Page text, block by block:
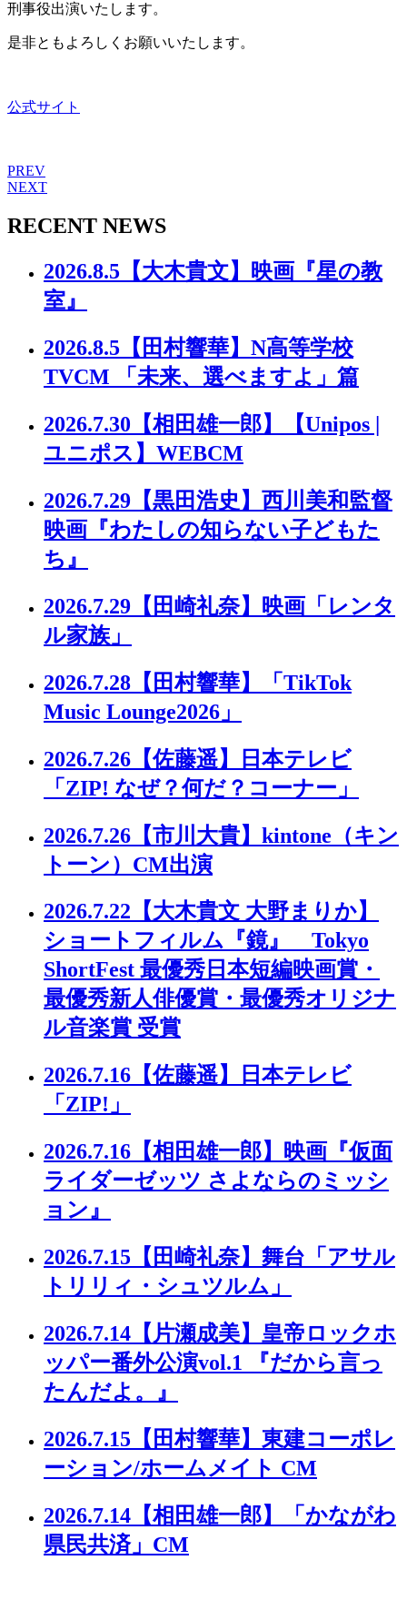
刑事役出演いたします。
是非ともよろしくお願いいたします。
公式サイト
PREV
NEXT
RECENT NEWS
2026.8.5 【大木貴文】映画『星の教
室』
2026.8.5 【田村響華】N高等学校
TVCM 「未来、選べますよ」篇
2026.7.30 【相田雄一郎】【Unipos |
ユニポス】WEBCM
2026.7.29 【黒田浩史】西川美和監督
映画『わたしの知らない子どもた
ち』
2026.7.29 【田崎礼奈】映画「レンタ
ル家族」
2026.7.28 【田村響華】「TikTok
Music Lounge2026」
2026.7.26 【佐藤遥】日本テレビ
「ZIP! なぜ？何だ？コーナー」
2026.7.26 【市川大貴】kintone（キン
トーン）CM出演
2026.7.22 【大木貴文 大野まりか】
ショートフィルム『鏡』 Tokyo
ShortFest 最優秀日本短編映画賞・
最優秀新人俳優賞・最優秀オリジナ
ル音楽賞 受賞
2026.7.16 【佐藤遥】日本テレビ
「ZIP!」
2026.7.16 【相田雄一郎】映画『仮面
ライダーゼッツ さよならのミッシ
ョン』
2026.7.15 【田崎礼奈】舞台「アサル
トリリィ・シュツルム」
2026.7.14 【片瀬成美】皇帝ロックホ
ッパー番外公演vol.1 『だから言っ
たんだよ。』
2026.7.15 【田村響華】東建コーポレ
ーション/ホームメイト CM
2026.7.14 【相田雄一郎】「かながわ
県民共済」CM